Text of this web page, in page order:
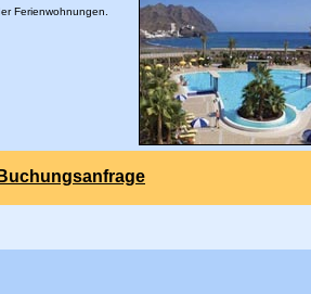
Ferienwohnungen.
Buchungsanfrage